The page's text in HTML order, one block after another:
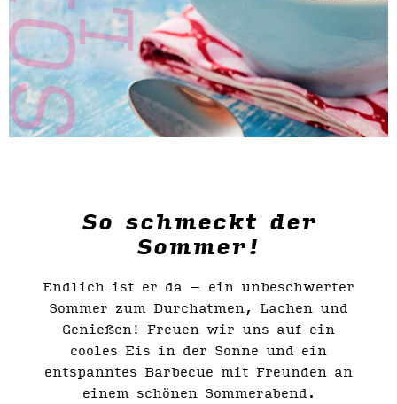
So schmeckt der
Sommer!
Endlich ist er da – ein unbeschwerter
Sommer zum Durchatmen, Lachen und
Genießen! Freuen wir uns auf ein
cooles Eis in der Sonne und ein
entspanntes Barbecue mit Freunden an
einem schönen Sommerabend.